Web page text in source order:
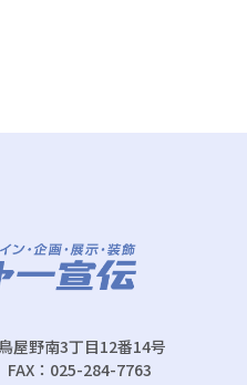
屋野南3丁目12番14号
：025-284-7763